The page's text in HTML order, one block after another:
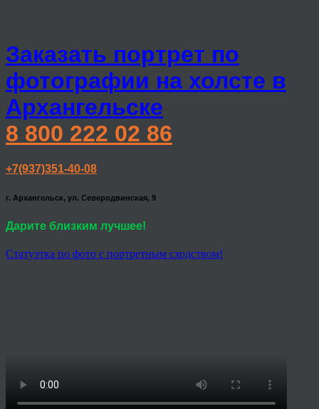
Заказать портрет по
фотографии на холсте в
Архангельске
8 800 222 02 86
+7(937)351-40-08
г. Архангельск, ул. Северодвинская, 9
Дарите близким лучшее!
Статуэтка по фото с портретным сходством!